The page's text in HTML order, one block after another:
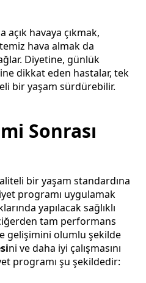
havaya çıkmak,
hava almak da
Diyetine, günlük
dikkat eden hastalar, tek
bir yaşam sürdürebilir.
Sonrası
bir yaşam standardına
programı uygulamak
yapılacak sağlıklı
tam performans
gelişimini olumlu şekilde
ni ve daha iyi çalışmasını
programı şu şekildedir: